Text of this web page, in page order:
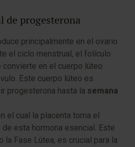
de progesterona
principalmente en el ovario
el ciclo menstrual, el folículo
en el cuerpo lúteo
Este cuerpo lúteo es
progesterona hasta la semana
el cual la placenta toma el
esta hormona esencial. Este
la Fase Lútea, es crucial para la